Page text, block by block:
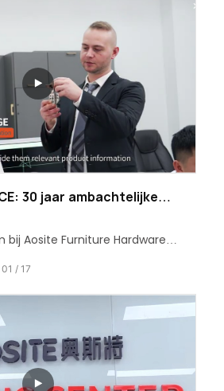
30 jaar ambachtelijke
bij Aosite Furniture Hardware
ODM / OEM-service te bieden.
01 17